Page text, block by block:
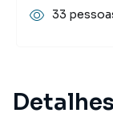
33